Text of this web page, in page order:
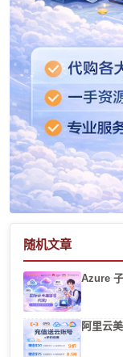
随机文章
Azure
阿里云